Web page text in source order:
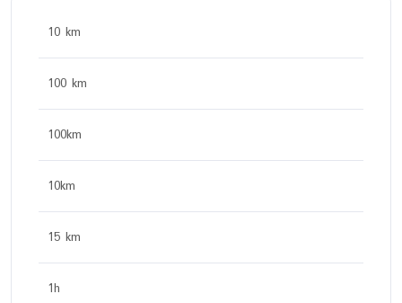
10 km
100 km
100km
10km
15 km
1h